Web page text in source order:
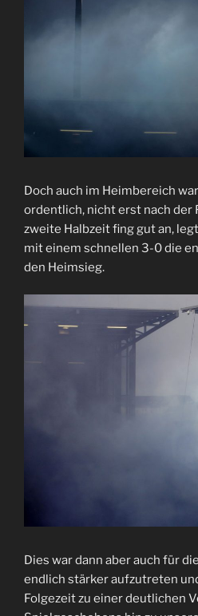
Doch auch im Heimbereich
ordentlich, nicht erst nach der
zweite Halbzeit fing gut an,
mit einem schnellen 3-0 die
den Heimsieg.
Dies war dann aber auch für
endlich stärker aufzutreten
Folgezeit zu einer deutlichen